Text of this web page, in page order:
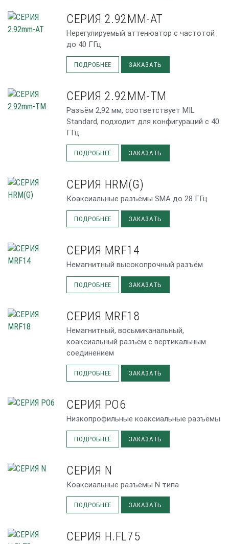
СЕРИЯ 2.92MM-AT
Нерегулируемый аттенюатор с частотой
до 40 ГГц
ПОДРОБНЕЕ ЗАКАЗАТЬ
СЕРИЯ 2.92MM-TM
Разъём 2,92 мм, соответствует MIL
Standard, подходит для конфигураций с 40
ГГц
ПОДРОБНЕЕ ЗАКАЗАТЬ
СЕРИЯ HRM(G)
Коаксиальные разъёмы SMA до 28 ГГц
ПОДРОБНЕЕ ЗАКАЗАТЬ
СЕРИЯ MRF14
Немагнитный высокопрочный разъём
ПОДРОБНЕЕ ЗАКАЗАТЬ
СЕРИЯ MRF18
Немагнитный, восьмиканальный,
коаксиальный разъём с вертикальным
соединением
ПОДРОБНЕЕ ЗАКАЗАТЬ
СЕРИЯ PO6
Низкопрофильные коаксиальные разъёмы
ПОДРОБНЕЕ ЗАКАЗАТЬ
СЕРИЯ N
Коаксиальные разъёмы N типа
ПОДРОБНЕЕ ЗАКАЗАТЬ
СЕРИЯ H.FL75